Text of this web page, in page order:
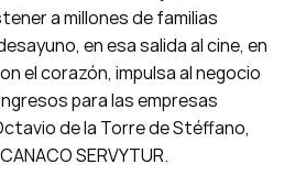
a millones de familias
en esa salida al cine, en
el corazón, impulsa al negocio
para las empresas
de la Torre de Stéffano,
SERVYTUR.